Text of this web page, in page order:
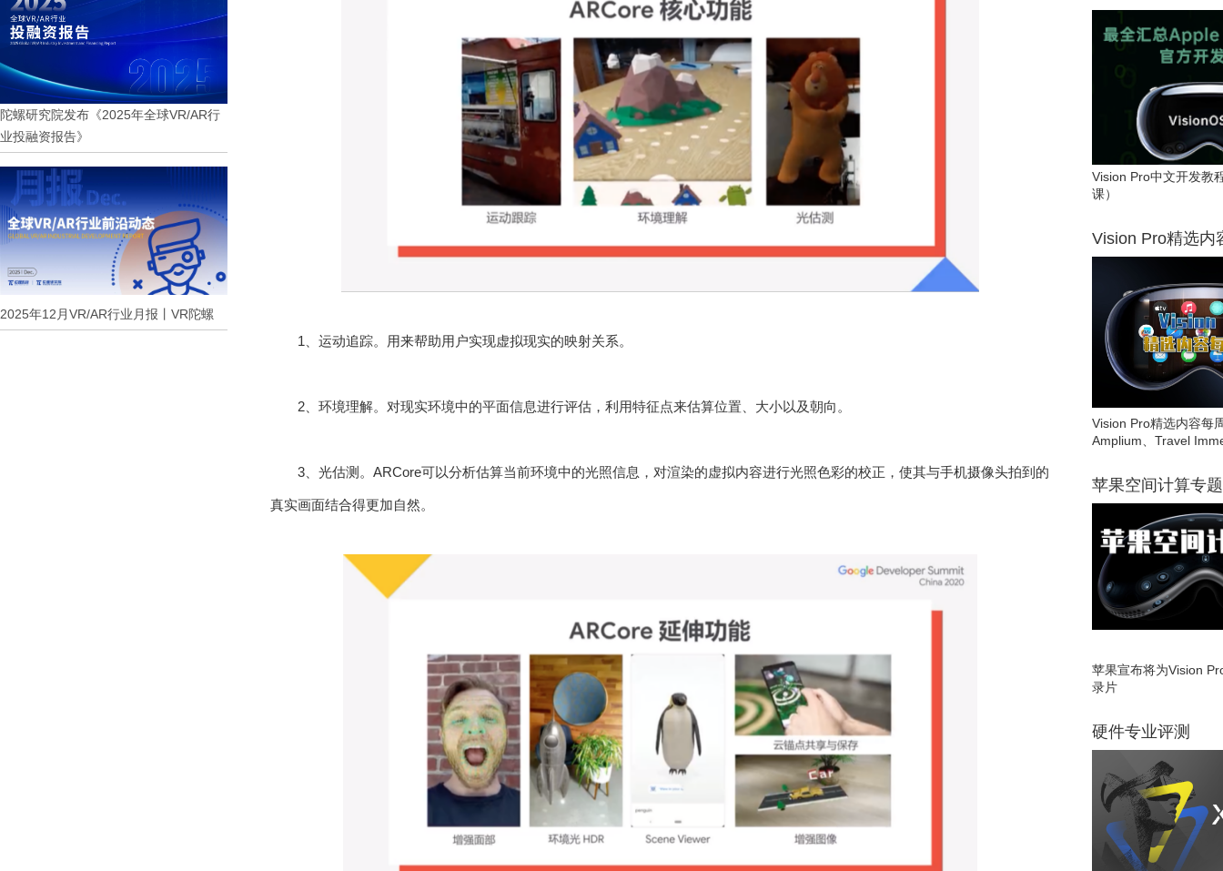
陀螺研究院发布《2025年全球VR/AR行
业投融资报告》
2025年12月VR/AR行业月报丨VR陀螺
1、运动追踪。用来帮助用户实现虚拟现实的映射关系。
2、环境理解。对现实环境中的平面信息进行评估，利用特征点来估算位置、大小以及朝向。
3、光估测。ARCore可以分析估算当前环境中的光照信息，对渲染的虚拟内容进行光照色彩的校正，使其与手机摄像头拍到的
真实画面结合得更加自然。
Vision Pro中文开发教
课）
Vision Pro精选内
Vision Pro精选内容每
Amplium、Travel
苹果空间计算专题
苹果宣布将为Vision
录片
硬件专业评测